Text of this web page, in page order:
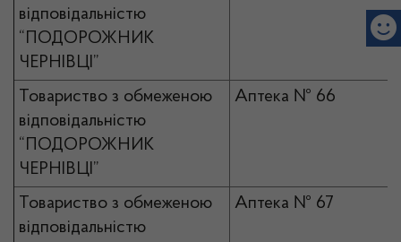
відповідальністю
“ПОДОРОЖНИК
ЧЕРНІВЦІ”
Товариство з обмеженою
відповідальністю
“ПОДОРОЖНИК
ЧЕРНІВЦІ”
Аптека № 66
Товариство з обмеженою
відповідальністю
Аптека № 67